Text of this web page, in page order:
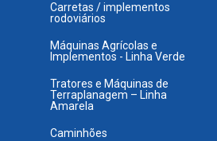
Carretas / implementos
rodoviários
Máquinas Agrícolas e
Implementos - Linha Verde
Tratores e Máquinas de
Terraplanagem – Linha
Amarela
Caminhões